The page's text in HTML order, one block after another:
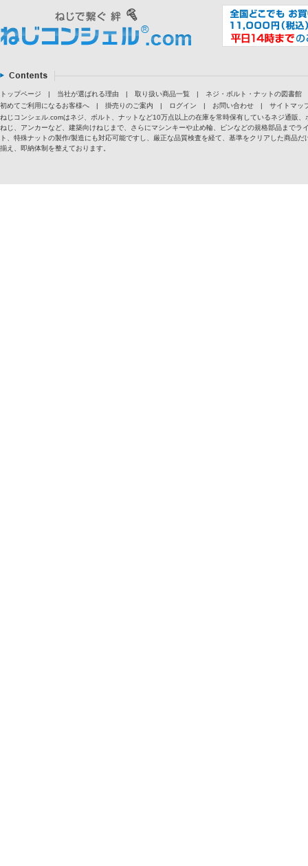
トップページ | 当社が選ばれる理由 | 取り扱い商品一覧 |
ネジ・ボルト・ナットの図書館
初めてご利用になるお客様へ
| 掛売りのご案内 | ログイン | お問い合わせ |
サイトマッ
ねじコンシェル.comはネジ、ボルト、ナットなど10万点以上の在庫を常時保有しているネジ通販
ねじ、アンカーなど、建築向けねじまで、さらにマシンキーや止め輪、ピンなどの規格部品まで
ト、特殊ナットの製作/製造にも対応可能ですし、厳正な品質検査を経て、基準をクリアした商品
揃え、即納体制を整えております。